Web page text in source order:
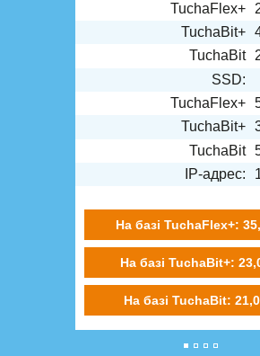
TuchaFlex+
TuchaBit+
TuchaBit
SSD:
TuchaFlex+
TuchaBit+
TuchaBit
IP-адрес:
На базі TuchaFlex+:
На базі TuchaBit+:
На базі TuchaBit: